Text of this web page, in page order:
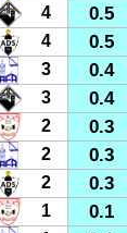
4 0.5
4 0.5
3 0.4
3 0.4
2 0.3
2 0.3
2 0.3
1 0.1